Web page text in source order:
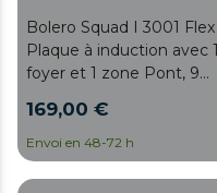
Bolero Squad I 3001 Flex
Plaque à induction avec 1
foyer et 1 zone Pont, 9
fonction Booster,
puissance maximale de
6600 W, contrôle tactile
169,00 €
Envoi en 48-72 h